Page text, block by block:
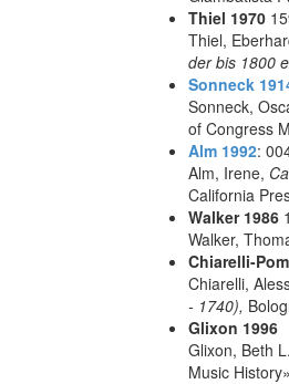
Thiel 1970
Thiel,
der bis 1800
Sonneck
Sonneck,
of Congress
Alm 1992:
Alm, Irene,
California
Walker 1986
Walker,
Chiarelli-
Chiarelli,
- 1740),
Glixon 1996
Glixon, Beth
Music